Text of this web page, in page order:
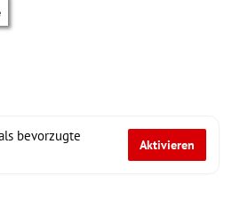
bevorzugte
Aktivieren